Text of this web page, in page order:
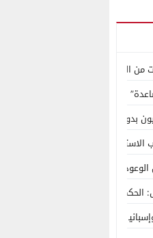
رقمية منظمة حرّضت على اقتحام سبتة
في سوق المعادن الاستراتيجية
بدون ماء؟
على الكفاءة ويمنح الشباب
الفارغة لصناعة الواقع؟
الذاتي هو الأساس الوحيد لحل